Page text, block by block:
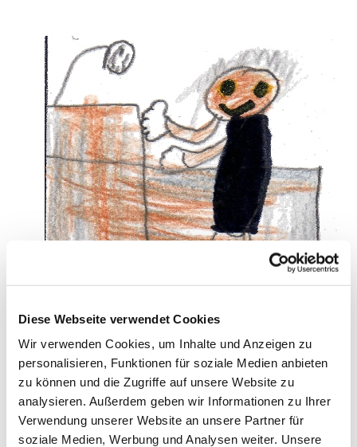
Diese Webseite verwendet Cookies
Wir verwenden Cookies, um Inhalte und Anzeigen zu
personalisieren, Funktionen für soziale Medien anbieten
zu können und die Zugriffe auf unsere Website zu
analysieren. Außerdem geben wir Informationen zu Ihrer
Verwendung unserer Website an unsere Partner für
soziale Medien, Werbung und Analysen weiter. Unsere
Am kommenden Sonntag erwartet die
Besucherinnen und Besucher der Geseker Martin-
Luther-Kirche etwas Besonderes. Der Gottesdienst
beginnt dort wie gewohnt um 9.30 Uhr; ungewohnt
hingegen ist, dass Bürgermeister Dr. Remco van
der Velden eine Kanzelrede halten wird.